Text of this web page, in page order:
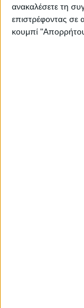
ανακαλέσετε τη
επιστρέφοντας σε
κουμπί
κάθε άλλης
του Κώδικα